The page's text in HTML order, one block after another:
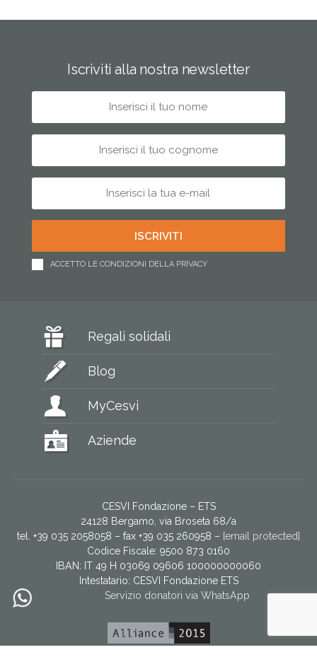
Iscriviti alla nostra newsletter
ACCETTO LE CONDIZIONI DELLA PRIVACY
Regali solidali
Blog
MyCesvi
Aziende
CESVI Fondazione – ETS
24128 Bergamo, via Broseta 68/a
tel. +39 035 2058058 – fax +39 035 260958 – [email protected]
Codice Fiscale: 9500 873 0160
IBAN: IT 49 H 03069 09606 100000000060
Intestatario: CESVI Fondazione ETS
Servizio donatori via WhatsApp